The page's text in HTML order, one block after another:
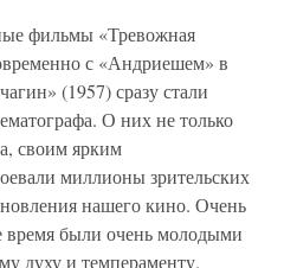
фильмы «Тревожная
с «Андриешем» в
(1957) сразу стали
О них не только
своим ярким
миллионы зрительских
нашего кино. Очень
были очень молодыми
духу и темпераменту.